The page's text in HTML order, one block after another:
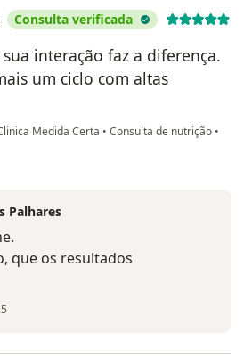
Consulta verificada
interação faz a diferença.
um ciclo com altas
Medida Certa • Consulta de nutrição •
Soares
Palhares
que os resultados